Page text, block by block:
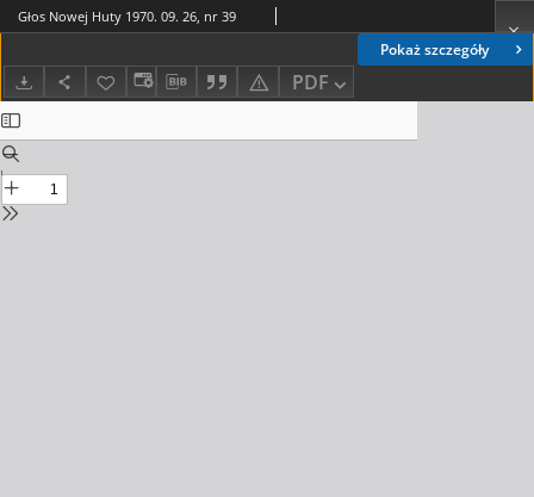
Pokaż szczegóły
PDF
Głos Nowej Huty 1970. 09. 26, nr 39